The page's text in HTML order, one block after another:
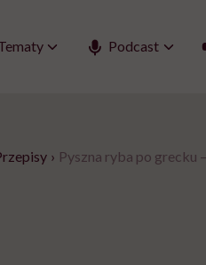
Podcast
› Pyszna ryba po grecku